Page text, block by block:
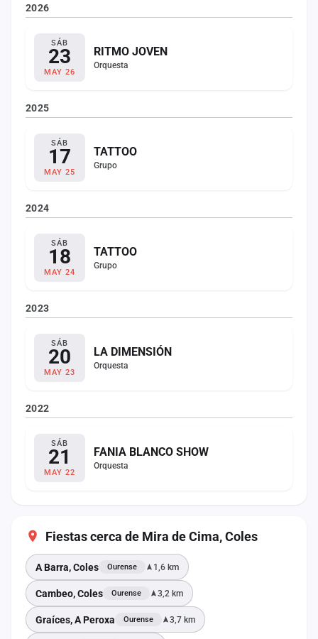
2026
SÁB
23
MAY 26
RITMO JOVEN
Orquesta
2025
SÁB
17
MAY 25
TATTOO
Grupo
2024
SÁB
18
MAY 24
TATTOO
Grupo
2023
SÁB
20
MAY 23
LA DIMENSIÓN
Orquesta
2022
SÁB
21
MAY 22
FANIA BLANCO SHOW
Orquesta
Fiestas cerca de Mira de Cima, Coles
A Barra, Coles Ourense 1,6 km
Cambeo, Coles Ourense 3,2 km
Graíces, A Peroxa Ourense 3,7 km